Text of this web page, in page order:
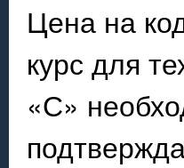
Цена на
курс для
«С»